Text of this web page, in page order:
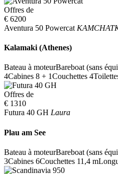
Offres de
€ 6200
Aventura 50 Powercat
Kalamaki (Athenes)
Bateau à moteurBareboat (sans
4Cabines 8 + 1Couchettes 4
Offres de
€ 1310
Futura 40 GH Laura
Plau am See
Bateau à moteurBareboat (sans
3Cabines 6Couchettes 11,4 m